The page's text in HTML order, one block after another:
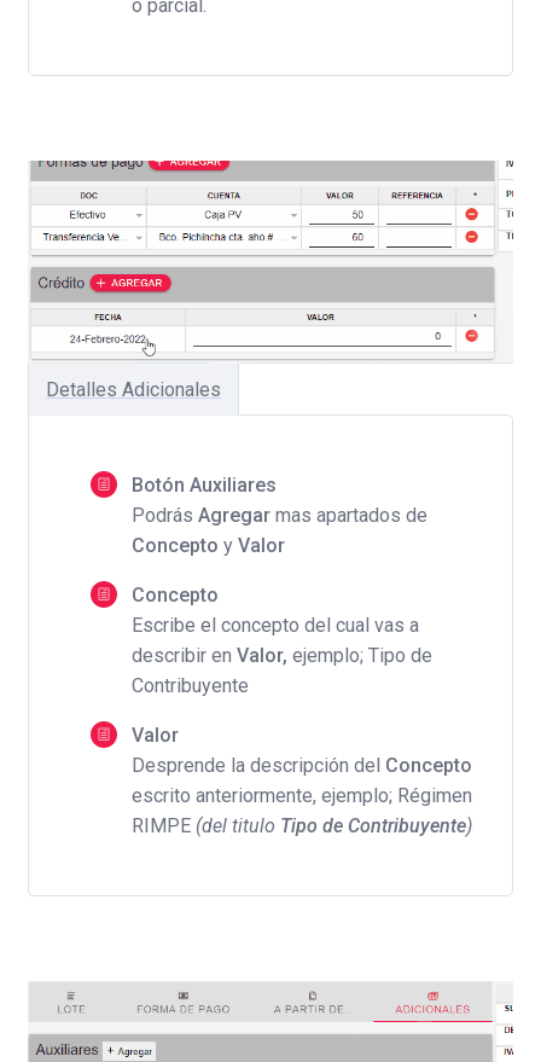
o parcial.
Detalles Adicionales
Botón Auxiliares
Podrás Agregar mas apartados de
Concepto y Valor
Concepto
Escribe el concepto del cual vas a
describir en Valor, ejemplo; Tipo de
Contribuyente
Valor
Desprende la descripción del Concepto
escrito anteriormente, ejemplo; Régimen
RIMPE (del titulo Tipo de Contribuyente)